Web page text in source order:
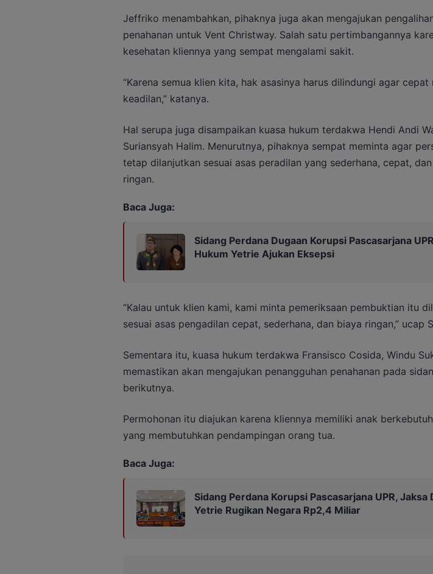
Jeffriko menambahkan, pihaknya juga akan mengajukan
penahanan untuk Vent Christway. Salah satu pertimbangannya
kesehatan kliennya yang sempat mengalami sakit.
“Karena semua klien kita, hak asasinya harus dilindungi agar cepat
keadilan,” katanya.
Hal serupa juga disampaikan kuasa hukum terdakwa Hendi Andi
Suriansyah Halim. Menurutnya, pihaknya sempat meminta agar
tetap dilanjutkan sesuai asas peradilan yang sederhana, cepat,
ringan.
Baca Juga:
Sidang Perdana Dugaan Korupsi Pascasarjana
Hukum Yetrie Ajukan Eksepsi
“Kalau untuk klien kami, kami minta pemeriksaan pembuktian itu
sesuai asas pengadilan cepat, sederhana, dan biaya ringan,” ucap
Sementara itu, kuasa hukum terdakwa Fransisco Cosida, Windu
memastikan akan mengajukan penangguhan penahanan pada
berikutnya.
Permohonan itu diajukan karena kliennya memiliki anak
yang membutuhkan pendampingan orang tua.
Baca Juga:
Sidang Perdana Korupsi Pascasarjana UPR, Jaksa
Yetrie Rugikan Negara Rp2,4 Miliar